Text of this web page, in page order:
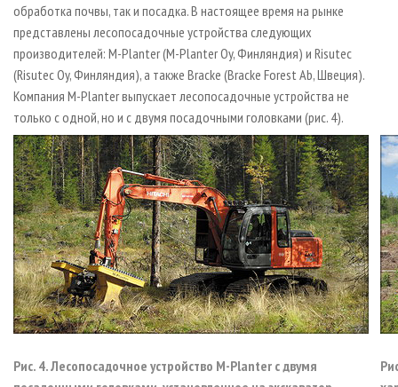
обработка почвы, так и посадка. В настоящее время на рынке
представлены лесопосадочные устройства следующих
производителей: M-Planter (M-Planter Oy, Финляндия) и Risutec
(Risutec Oy, Финляндия), а также Bracke (Bracke Forest Ab, Швеция).
Компания M-Planter выпускает лесопосадочные устройства не
только с одной, но и с двумя посадочными головками (рис. 4).
Рис. 4. Лесопосадочное устройство M-Planter с двумя